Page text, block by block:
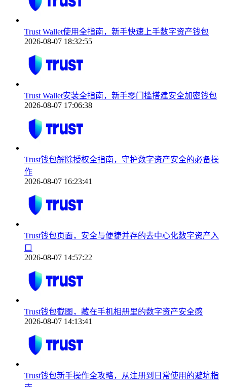
Trust Wallet使用全指南，新手快速上手数字资产钱包
2026-08-07 18:32:55
Trust Wallet安装全指南，新手零门槛搭建安全加密钱包
2026-08-07 17:06:38
Trust钱包解除授权全指南，守护数字资产安全的必备操
作
2026-08-07 16:23:41
Trust钱包页面，安全与便捷并存的去中心化数字资产入
口
2026-08-07 14:57:22
Trust钱包截图，藏在手机相册里的数字资产安全感
2026-08-07 14:13:41
Trust钱包新手操作全攻略，从注册到日常使用的避坑指